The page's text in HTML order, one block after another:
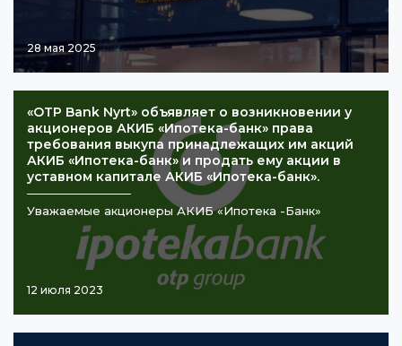
28 мая 2025
«OTP Bank Nyrt» объявляет о возникновении у
акционеров АКИБ «Ипотека-банк» права
требования выкупа принадлежащих им акций
АКИБ «Ипотека-банк» и продать ему акции в
уставном капитале АКИБ «Ипотека-банк».
Уважаемые акционеры АКИБ «Ипотека -Банк»
12 июля 2023